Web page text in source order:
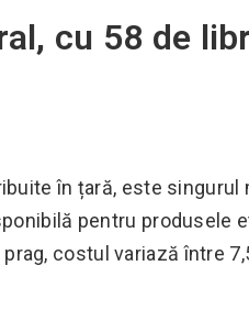
cu 58 de
în țară, este singurul
pentru produsele
costul variază între